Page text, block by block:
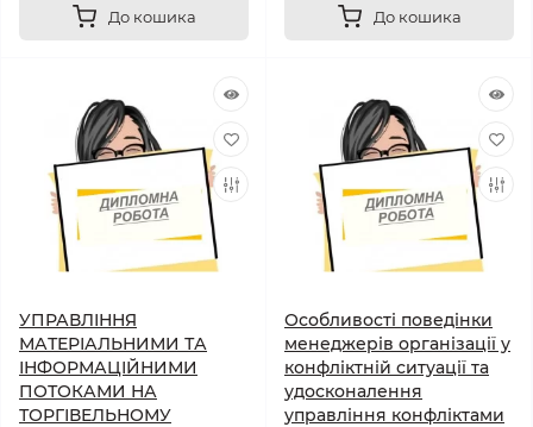
До кошика До кошика
УПРАВЛІННЯ
МАТЕРІАЛЬНИМИ ТА
ІНФОРМАЦІЙНИМИ
ПОТОКАМИ НА
ТОРГІВЕЛЬНОМУ
Особливості поведінки
менеджерів організації у
конфліктній ситуації та
удосконалення
управління конфліктами